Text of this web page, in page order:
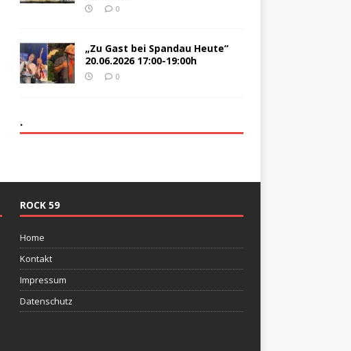
0
„Zu Gast bei Spandau Heute“
20.06.2026 17:00-19:00h
0
.
ROCK 59
Home
Kontakt
Impressum
Datenschutz